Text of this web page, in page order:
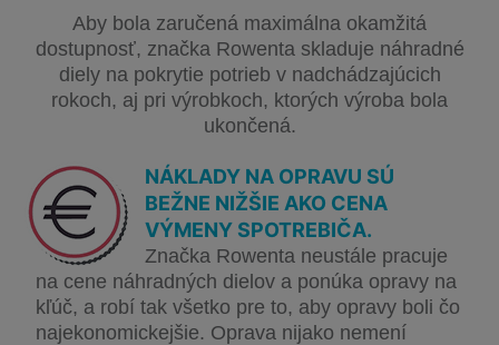
Aby bola zaručená maximálna okamžitá
dostupnosť, značka Rowenta skladuje náhradné
diely na pokrytie potrieb v nadchádzajúcich
rokoch, aj pri výrobkoch, ktorých výroba bola
ukončená.
NÁKLADY NA OPRAVU SÚ
BEŽNE NIŽŠIE AKO CENA
VÝMENY SPOTREBIČA.
Značka Rowenta neustále pracuje
na cene náhradných dielov a ponúka opravy na
kľúč, a robí tak všetko pre to, aby opravy boli čo
najekonomickejšie. Oprava nijako nemení